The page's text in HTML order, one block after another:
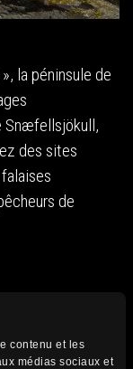
contenu et les
médias sociaux et
la péninsule de
Snæfellsjökull,
des sites
de
les fjords de
moins visitée